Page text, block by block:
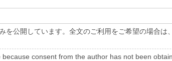
公開しています。全文のご利用をご希望の場合は、
consent from the author has not been